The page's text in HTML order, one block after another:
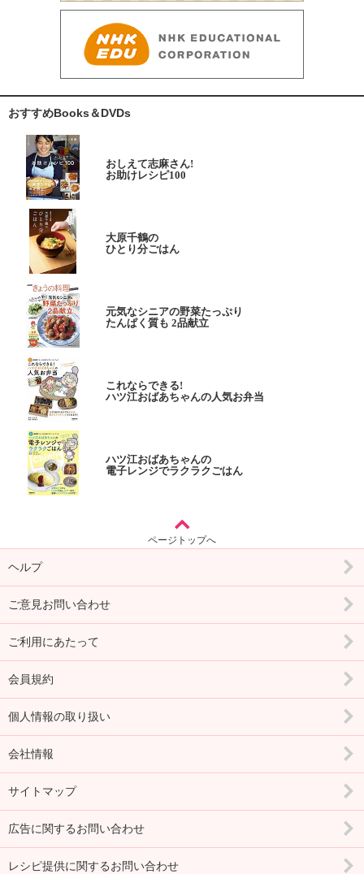
おすすめBooks＆DVDs
おしえて志麻さん!
お助けレシピ100
大原千鶴の
ひとり分ごはん
元気なシニアの野菜たっぷり
たんぱく質も 2品献立
これならできる!
ハツ江おばあちゃんの人気お弁当
ハツ江おばあちゃんの
電子レンジでラクラクごはん
ページトップへ
ヘルプ
ご意見お問い合わせ
ご利用にあたって
会員規約
個人情報の取り扱い
会社情報
サイトマップ
広告に関するお問い合わせ
レシピ提供に関するお問い合わせ